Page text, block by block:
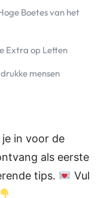
Boetes van het
Extra op Letten
mensen
in voor de
als eerste
tips.
Vul